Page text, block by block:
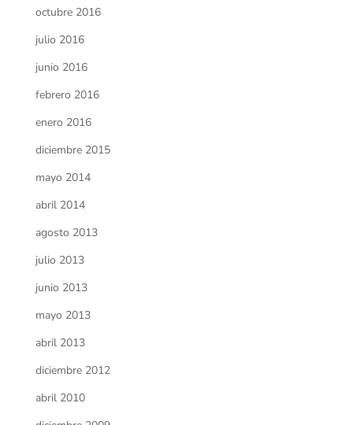
octubre 2016
julio 2016
junio 2016
febrero 2016
enero 2016
diciembre 2015
mayo 2014
abril 2014
agosto 2013
julio 2013
junio 2013
mayo 2013
abril 2013
diciembre 2012
abril 2010